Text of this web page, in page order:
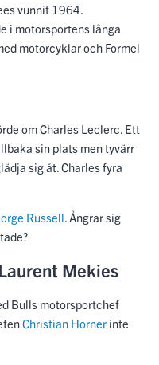
vunnit 1964.
i motorsportens långa
motorcyklar och Formel
om Charles Leclerc. Ett
sin plats men tyvärr
sig åt. Charles fyra
Russell . Ångrar sig
Mekies
Bulls motorsportchef
Christian Horner inte